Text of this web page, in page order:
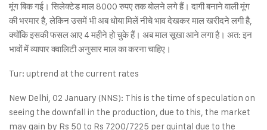
मूंग बिक गई। सिलेक्टेड माल 8000 रुपए तक बोलने लगे हैं। दागी बनाने वाली मूंग
की भरमार है, लेकिन उसमें भी अब धोया मिलें नीचे भाव देखकर माल खरीदने लगी है,
क्योंकि इसकी फसल आए 4 महीने हो चुके हैं। अब माल सूखा आने लगा है। अत: इन
भावों में व्यापार क्वालिटी अनुसार माल का करना चाहिए।
Tur: uptrend at the current rates
New Delhi, 02 January (NNS): This is the time of speculation on
seeing the downfall in the production, due to this, the market
may gain by Rs 50 to Rs 7200/7225 per quintal due to the